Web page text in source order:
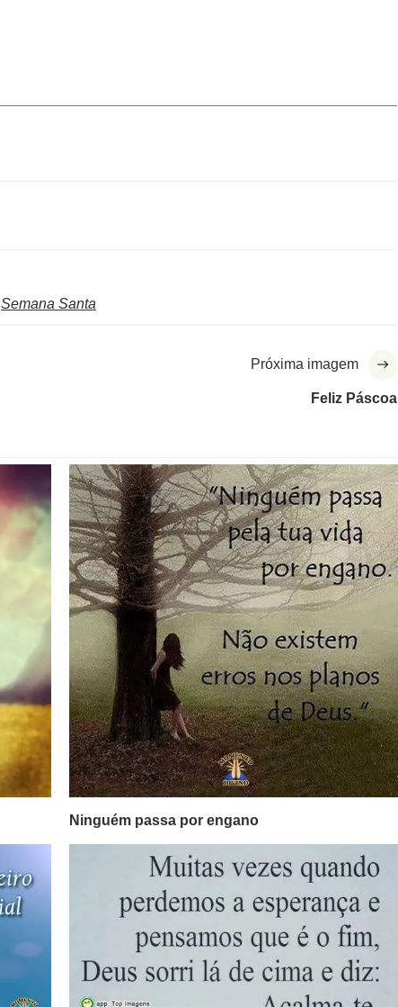
Semana Santa
Próxima imagem
Feliz Páscoa
Ninguém passa por engano